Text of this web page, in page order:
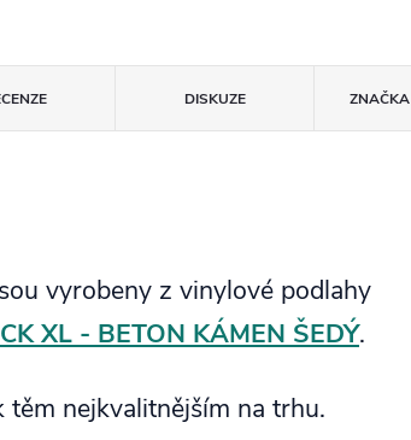
DISKUZE ZNAČKA
vyrobeny z vinylové podlahy
XL - BETON KÁMEN ŠEDÝ.
nejkvalitnějším na trhu.